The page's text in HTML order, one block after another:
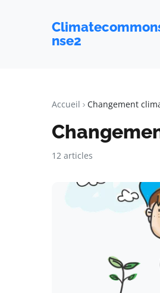
nse2
Accueil Changement
12 articles